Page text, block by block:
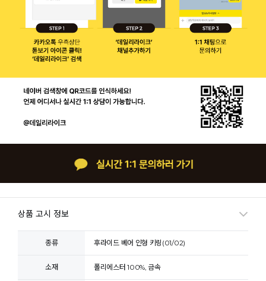
상품 고시 정보
종류 후라이드 베어 인형 키링(01/02)
소재 폴리에스터 100%, 금속